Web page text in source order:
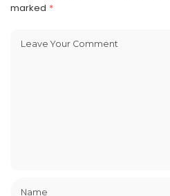
marked *